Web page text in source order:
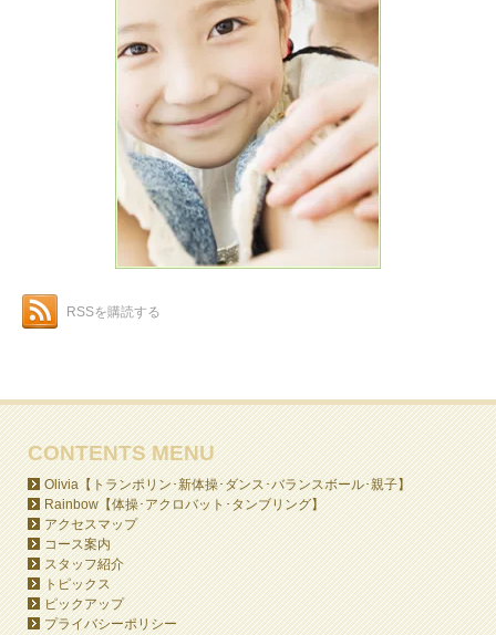
RSSを購読する
CONTENTS MENU
Olivia【トランポリン･新体操･ダンス･バランスボール･親子】
Rainbow【体操･アクロバット･タンブリング】
アクセスマップ
コース案内
スタッフ紹介
トピックス
ピックアップ
プライバシーポリシー